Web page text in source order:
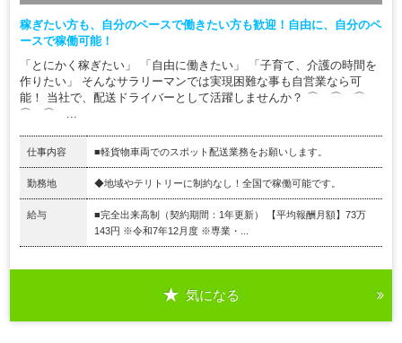
稼ぎたい方も、自分のペースで働きたい方も歓迎！自由に、自分のペ
ースで稼働可能！
「とにかく稼ぎたい」 「自由に働きたい」 「子育て、介護の時間を
作りたい」 そんなサラリーマンでは実現困難な事も自営業なら可
能！ 当社で、配送ドライバーとして活躍しませんか？ ⌒ ⌒ ⌒
⌒ ⌒ ...
仕事内容 ■軽貨物車両でのスポット配送業務をお願いします。
勤務地 ◆地域やテリトリーに制約なし！全国で稼働可能です。
給与
■完全出来高制（契約期間：1年更新） 【平均報酬月額】73万
143円 ※令和7年12月度 ※専業・...
気になる